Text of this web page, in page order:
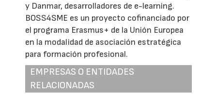
y Danmar, desarrolladores de e-learning.
BOSS4SME es un proyecto cofinanciado por
el programa Erasmus+ de la Unión Europea
en la modalidad de asociación estratégica
para formación profesional.
EMPRESAS O ENTIDADES
RELACIONADAS